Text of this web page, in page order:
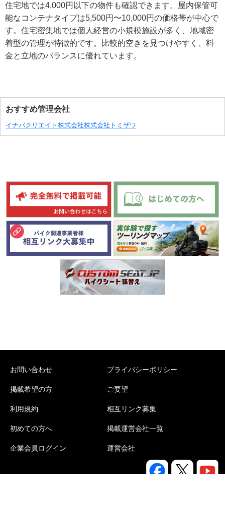
住宅地では4,000円以下の物件も確認できます。屋内保管可
能なコンテナタイプは5,500円〜10,000円の価格帯が中心で
す。住宅密集地では個人経営の小規模施設が多く、地域密
着型の管理が特徴的です。比較的空きを見つけやすく、料
金と立地のバランスに優れています。
おすすめ管理会社
イナバクリエイト株式会社株式会社トミザワ
お問い合わせ プライバシーポリシー
掲載希望の方 ご要望
利用規約 相互リンク募集
初めての方へ 掲載運営会社一覧
企業会員ログイン 運営会社